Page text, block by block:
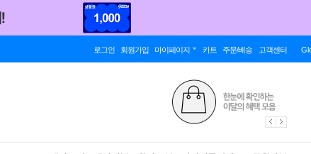
로그인 회원가입 마이페이지 카트 주문/배송 고객센터